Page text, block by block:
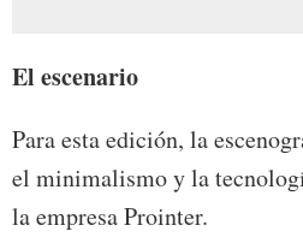
El escenario
Para esta edición, la
el minimalismo y la
la empresa Prointer.